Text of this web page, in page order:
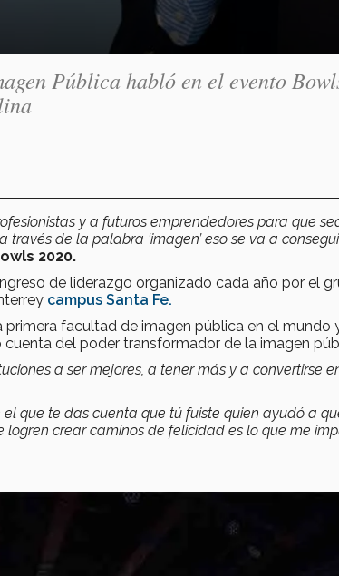
Pública habló en el evento
y a futuros emprendedores para que
de la palabra ‘imagen’ eso se va a
2020.
de liderazgo organizado cada año por el
campus Santa Fe.
facultad de imagen pública en el mundo
del poder transformador de la imagen
a ser mejores, a tener más y a convertirse
que te das cuenta que tú fuiste quien ayudó a
logren crear caminos de felicidad es lo que me